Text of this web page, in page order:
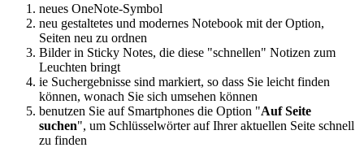
neues OneNote-Symbol
neu gestaltetes und modernes Notebook mit der Option,
Seiten neu zu ordnen
Bilder in Sticky Notes, die diese "schnellen" Notizen zum
Leuchten bringt
ie Suchergebnisse sind markiert, so dass Sie leicht finden
können, wonach Sie sich umsehen können
benutzen Sie auf Smartphones die Option "Auf Seite
suchen", um Schlüsselwörter auf Ihrer aktuellen Seite schnell
zu finden